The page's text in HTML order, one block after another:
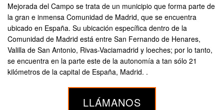
Mejorada del Campo se trata de un municipio que forma parte de
la gran e inmensa Comunidad de Madrid, que se encuentra
ubicado en España. Su ubicación específica dentro de la
Comunidad de Madrid está entre San Fernando de Henares,
Valilla de San Antonio, Rivas-Vaciamadrid y loeches; por lo tanto,
se encuentra en la parte este de la autonomía a tan sólo 21
kilómetros de la capital de España, Madrid. .
LLÁMANOS